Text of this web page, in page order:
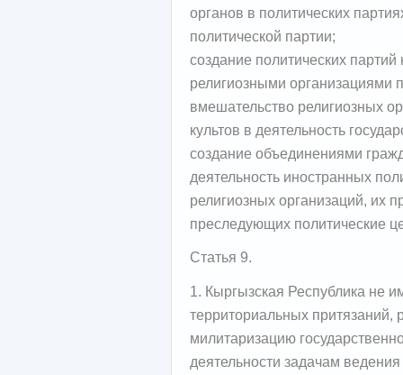
органов в политических
политической партии;
создание политических
религиозными организациями
вмешательство религиозных
культов в деятельность
создание объединениями
деятельность иностранных
религиозных организаций, их
преследующих политические
Статья 9.
1. Кыргызская Республика не
территориальных
милитаризацию
деятельности задачам